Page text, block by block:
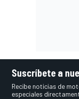
Suscríbete a
Recibe noticias de
especiales